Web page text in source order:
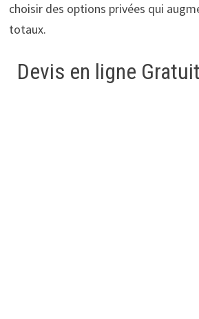
choisir des options privées qui
totaux.
Devis en ligne Gratuit